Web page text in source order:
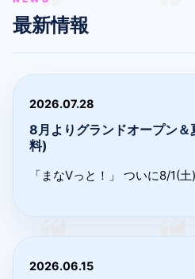
最新情報
2026.07.28
8月よりグランドオープン
料)
「まなVっと！」 ついに8/1(
2026.06.15